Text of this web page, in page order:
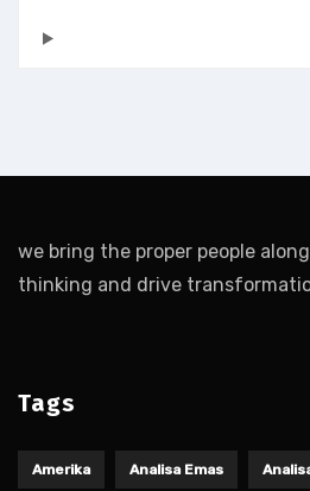
we bring the proper people
thinking and drive
Tags
Amerika Analisa Emas